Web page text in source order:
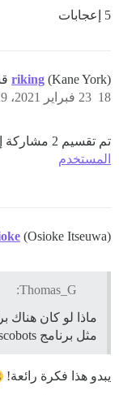
5 إعجابات
riking (Kane York) قسَّم هذا الموضوع في
23 فبراير 2021، 7:29م 18
تم تقسيم 2 مشاركة إلى موضوع جديد:
المستخدم
(Osioke Itseuwa)
Thomas_G:
ماذا لو كان هناك
مثل برنامج discobots للمستخدمين الجدد.
يبدو هذا فكرة رائعة!